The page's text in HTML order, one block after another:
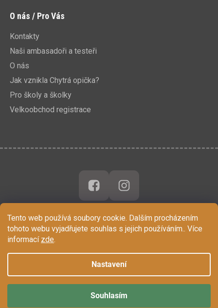
Tento web používá soubory cookie. Dalším procházením
tohoto webu vyjadřujete souhlas s jejich používáním.. Více
informací zde.
Nastavení
Souhlasím
O nás / Pro Vás
Kontakty
Naši ambasadoři a testeři
O nás
Jak vznikla Chytrá opička?
Pro školy a školky
Velkoobchod registrace
Vytvořil Shoptet